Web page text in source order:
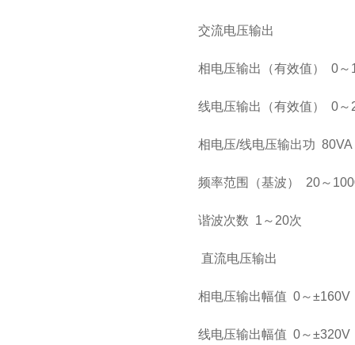
交流电压输出
相电压输出（有效值） 0～
线电压输出（有效值） 0
相电压/线电压输出功 80VA
频率范围（基波） 20～
谐波次数 1 ～ 20次
直流电压输出
相电压输出幅值 0～±160V
线电压输出幅值 0～±320V